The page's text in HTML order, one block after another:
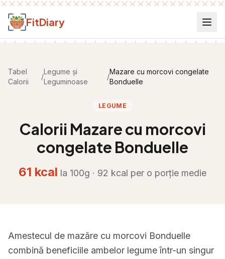
Salt la conținut
FitDiary
Tabel
Calorii
/
Legume și
Leguminoase
/
Mazare cu morcovi congelate
Bonduelle
LEGUME
Calorii Mazare cu morcovi
congelate Bonduelle
61 kcal la 100g · 92 kcal per o porție medie
Amestecul de mazăre cu morcovi Bonduelle
combină beneficiile ambelor legume într-un singur